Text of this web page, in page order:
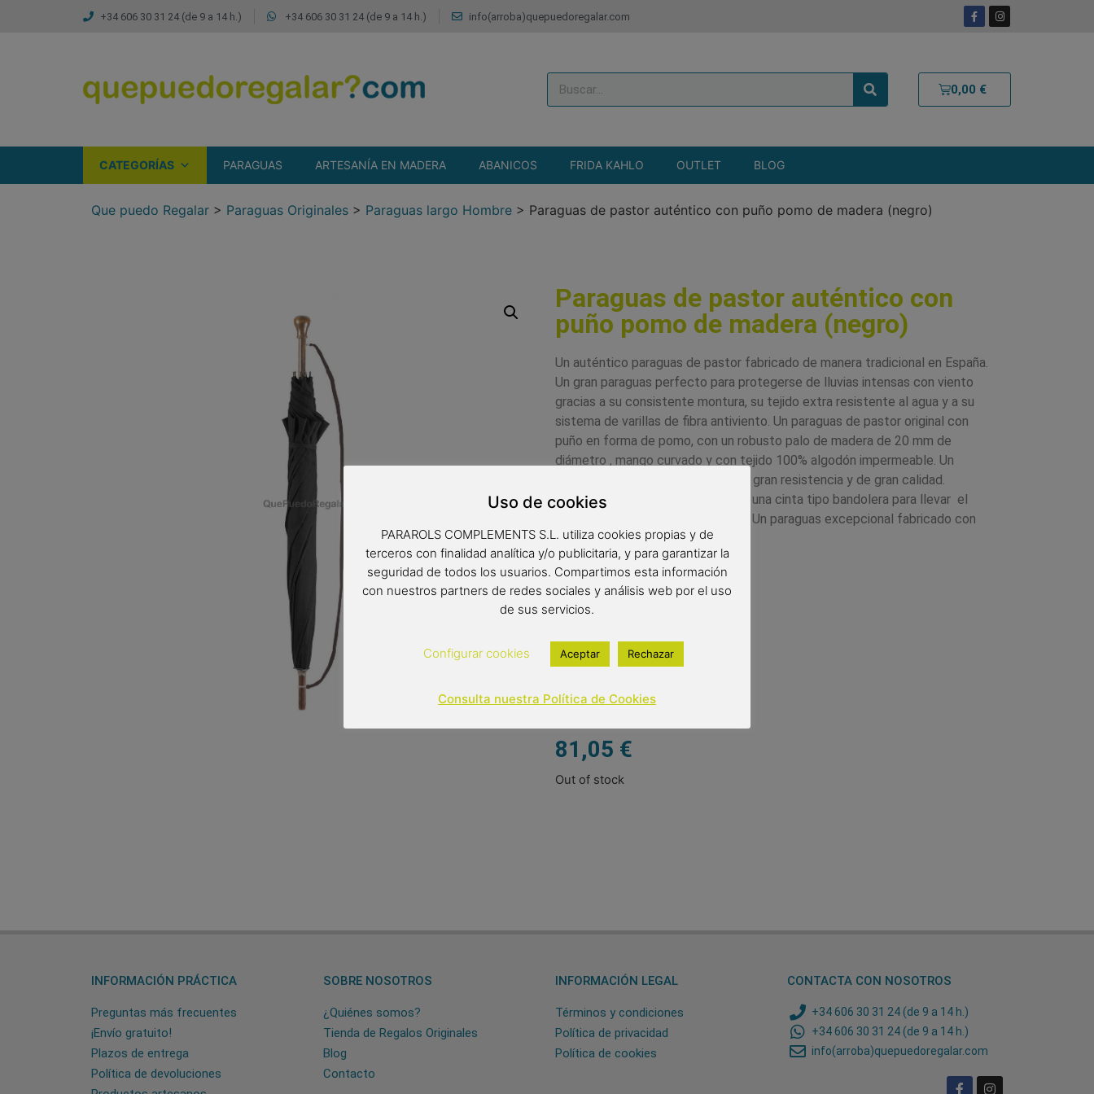
+34 606 30 31 24 (de 9 a 14 h.) +34 606 30 31 24 (de 9 a 14 h.) info(arroba)quepuedoregalar.com
0,00 €
CATEGORÍAS PARAGUAS ARTESANÍA EN MADERA ABANICOS FRIDA KAHLO OUTLET BLOG
Que puedo Regalar > Paraguas Originales > Paraguas largo Hombre > Paraguas de pastor auténtico con puño pomo de madera (negro)
Paraguas de pastor auténtico con
puño pomo de madera (negro)
Un auténtico paraguas de pastor fabricado de manera tradicional en España.
Un gran paraguas perfecto para protegerse de lluvias intensas con viento
gracias a su consistente montura, su tejido extra resistente al agua y a su
sistema de varillas de fibra antiviento. Un paraguas de pastor original con
puño en forma de pomo, con un robusto palo de madera de 20 mm de
diámetro , mango curvado y con tejido 100% algodón impermeable. Un
paraguas de gran envergadura con gran resistencia y de gran calidad.
Sistema de apertura manual y con una cinta tipo bandolera para llevar el
paraguas de manera más práctica. Un paraguas excepcional fabricado con
materiales de primera calidad.
Medidas:
Radio: 76 cm.
Largo: 102 cm.
Peso: 1,150 Kg
81,05 €
Out of stock
INFORMACIÓN PRÁCTICA
Preguntas más frecuentes
¡Envío gratuito!
Plazos de entrega
Política de devoluciones
SOBRE NOSOTROS
¿Quiénes somos?
Tienda de Regalos Originales
Blog
Contacto
INFORMACIÓN LEGAL
Términos y condiciones
Política de privacidad
Política de cookies
CONTACTA CON NOSOTROS
+34 606 30 31 24 (de 9 a 14 h.)
+34 606 30 31 24 (de 9 a 14 h.)
info(arroba)quepuedoregalar.com
Uso de cookies
PARAROLS COMPLEMENTS S.L. utiliza cookies propias y de
terceros con finalidad analítica y/o publicitaria, y para garantizar la
seguridad de todos los usuarios. Compartimos esta información
con nuestros partners de redes sociales y análisis web por el uso
de sus servicios.
Configurar cookies Aceptar Rechazar
Consulta nuestra Política de Cookies